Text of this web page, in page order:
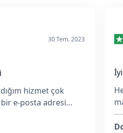
30 Tem. 2023
hizmet çok
e-posta adresi
yanıt verdi ve